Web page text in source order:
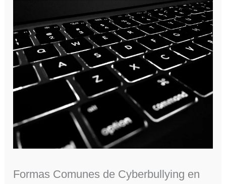
Formas Comunes de Cyberbullying en